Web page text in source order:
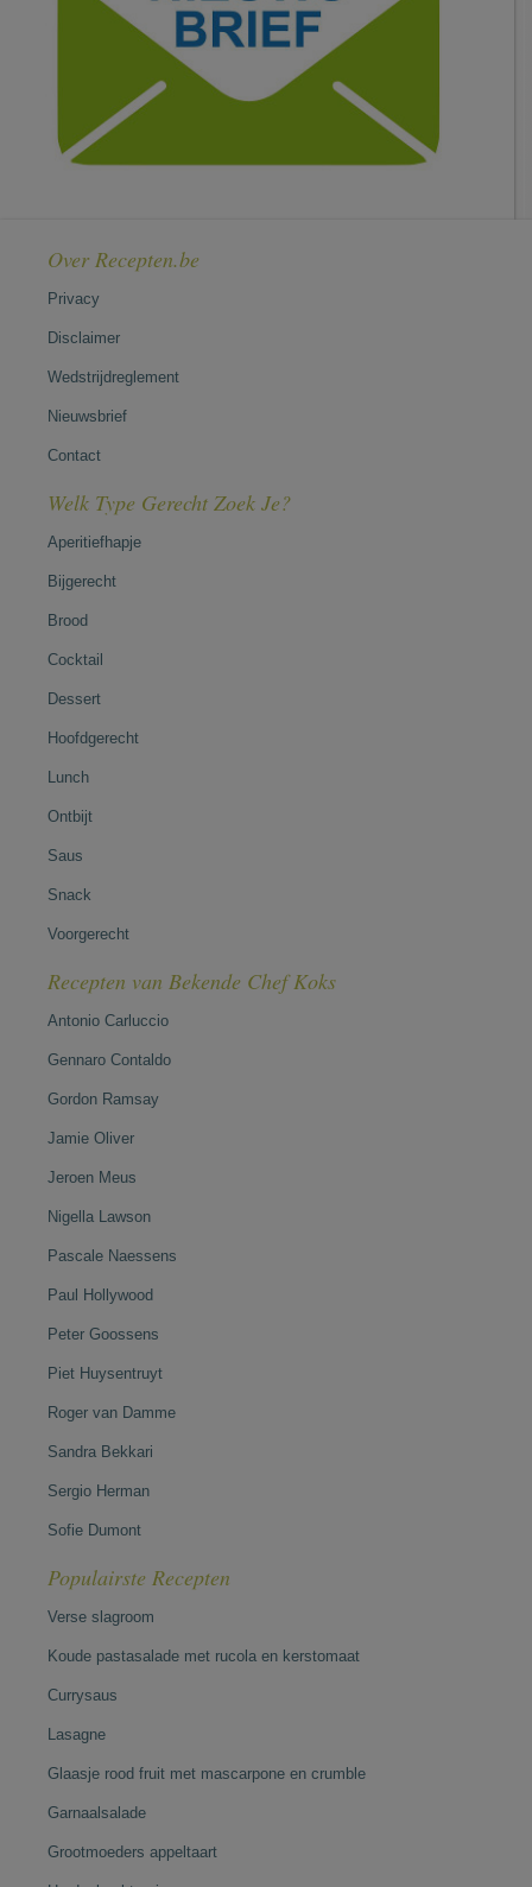
Over Recepten.be
Privacy
Disclaimer
Wedstrijdreglement
Nieuwsbrief
Contact
Welk Type Gerecht Zoek Je?
Aperitiefhapje
Bijgerecht
Brood
Cocktail
Dessert
Hoofdgerecht
Lunch
Ontbijt
Saus
Snack
Voorgerecht
Recepten van Bekende Chef Koks
Antonio Carluccio
Gennaro Contaldo
Gordon Ramsay
Jamie Oliver
Jeroen Meus
Nigella Lawson
Pascale Naessens
Paul Hollywood
Peter Goossens
Piet Huysentruyt
Roger van Damme
Sandra Bekkari
Sergio Herman
Sofie Dumont
Populairste Recepten
Verse slagroom
Koude pastasalade met rucola en kerstomaat
Currysaus
Lasagne
Glaasje rood fruit met mascarpone en crumble
Garnaalsalade
Grootmoeders appeltaart